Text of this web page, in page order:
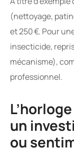
(nettoyage,
et 250 €. Pour
insecticide,
mécanisme),
professionnel.
un
ou